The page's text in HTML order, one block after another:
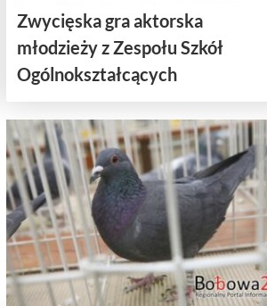
Zwycięska gra aktorska
młodzieży z Zespołu Szkół
Ogólnokształcących